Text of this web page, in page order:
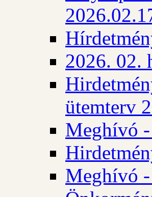
2026. 02.
ütemterv
Meghívó
Meghívó